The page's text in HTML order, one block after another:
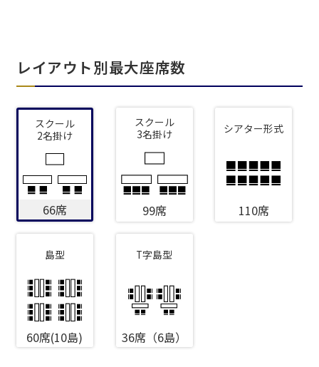
レイアウト別最大座席数
スクール
2名掛け
66席
スクール
3名掛け
99席
シアター形式
110席
島型
60席(10島)
T字島型
36席（6島）